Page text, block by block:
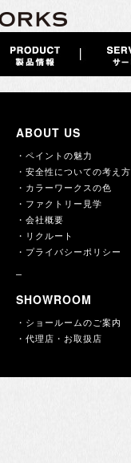
ABOUT US
・ペイントの魅力
・安全性についての考え方
・カラーワークスの色
・ファクトリー見学
・会社概要
・リクルート
・プライバシーポリシー
SHOWROOM
・ショールームのご案内
・代理店・お取扱店